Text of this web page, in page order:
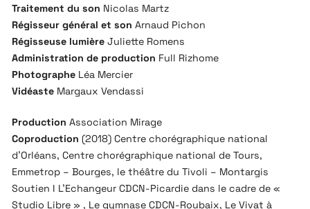
Traitement du son Nicolas Martz
Régisseur général et son Arnaud Pichon
Régisseuse lumière Juliette Romens
Administration de production Full Rizhome
Photographe Léa Mercier
Vidéaste Margaux Vendassi
Production Association Mirage
Coproduction (2018) Centre chorégraphique national
d’Orléans, Centre chorégraphique national de Tours,
Emmetrop – Bourges, le théâtre du Tivoli – Montargis
Soutien I L’Echangeur CDCN-Picardie dans le cadre de «
Studio Libre » , Le gymnase CDCN-Roubaix, Le Vivat à